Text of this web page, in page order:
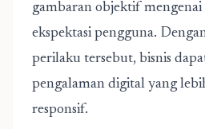
gambaran objektif
ekspektasi pengguna.
perilaku tersebut, bisnis
pengalaman digital yang
responsif.